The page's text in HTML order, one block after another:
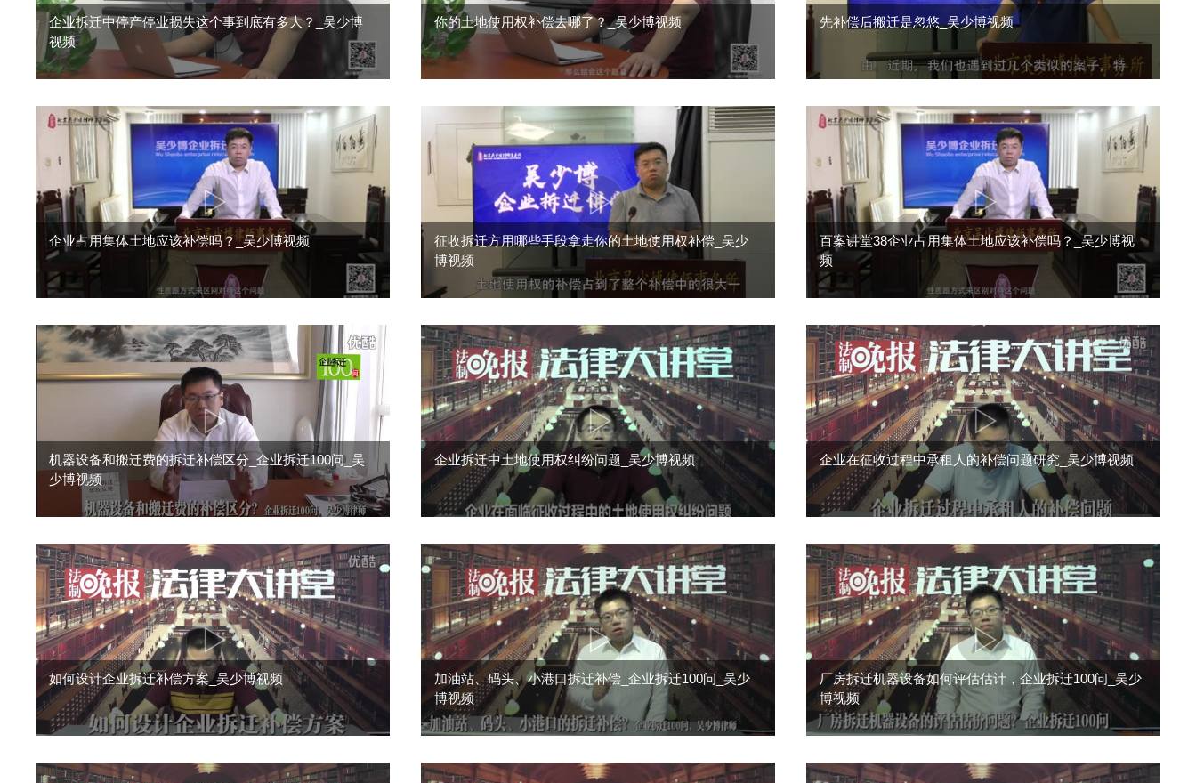
企业拆迁中停产停业损失这个事到底有多大？_吴少博
视频
你的土地使用权补偿去哪了？_吴少博视频 先补偿后搬迁是忽悠_吴少博视频
企业占用集体土地应该补偿吗？_吴少博视频
征收拆迁方用哪些手段拿走你的土地使用权补偿_吴少
博视频
百案讲堂38企业占用集体土地应该补偿吗？_吴少博视
频
机器设备和搬迁费的拆迁补偿区分_企业拆迁100问_吴
少博视频
企业拆迁中土地使用权纠纷问题_吴少博视频 企业在征收过程中承租人的补偿问题研究_吴少博视频
如何设计企业拆迁补偿方案_吴少博视频
加油站、码头、小港口拆迁补偿_企业拆迁100问_吴少
博视频
厂房拆迁机器设备如何评估估计，企业拆迁100问_吴少
博视频